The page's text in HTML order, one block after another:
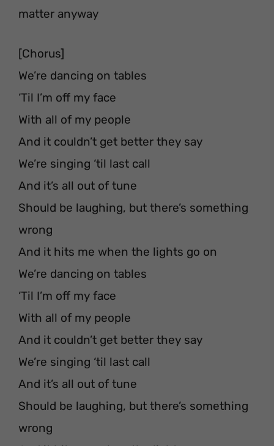
matter anyway
[Chorus]
We’re dancing on tables
‘Til I’m off my face
With all of my people
And it couldn’t get better they say
We’re singing ‘til last call
And it’s all out of tune
Should be laughing, but there’s something
wrong
And it hits me when the lights go on
We’re dancing on tables
‘Til I’m off my face
With all of my people
And it couldn’t get better they say
We’re singing ‘til last call
And it’s all out of tune
Should be laughing, but there’s something
wrong